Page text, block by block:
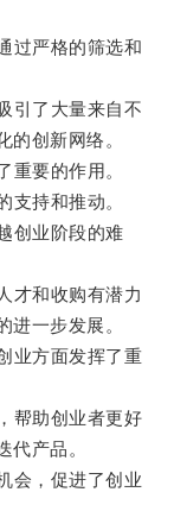
严格的筛选和
了大量来自不
的创新网络。
要的作用。
持和推动。
创业阶段的难
和收购有潜力
进一步发展。
方面发挥了重
助创业者更好
代产品。
，促进了创业